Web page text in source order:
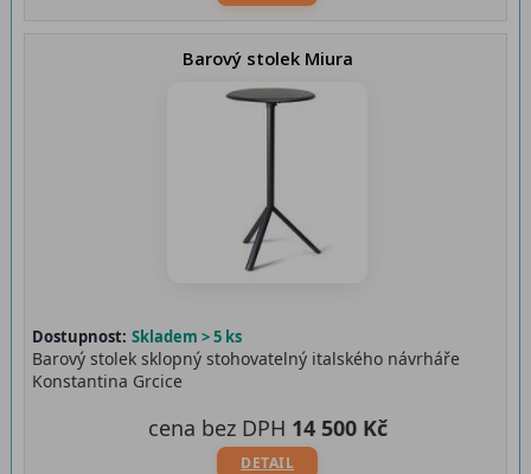
Barový stolek Miura
Dostupnost: Skladem > 5 ks
Barový stolek sklopný stohovatelný italského návrháře
Konstantina Grcice
DETAIL
cena bez DPH 14 500 Kč